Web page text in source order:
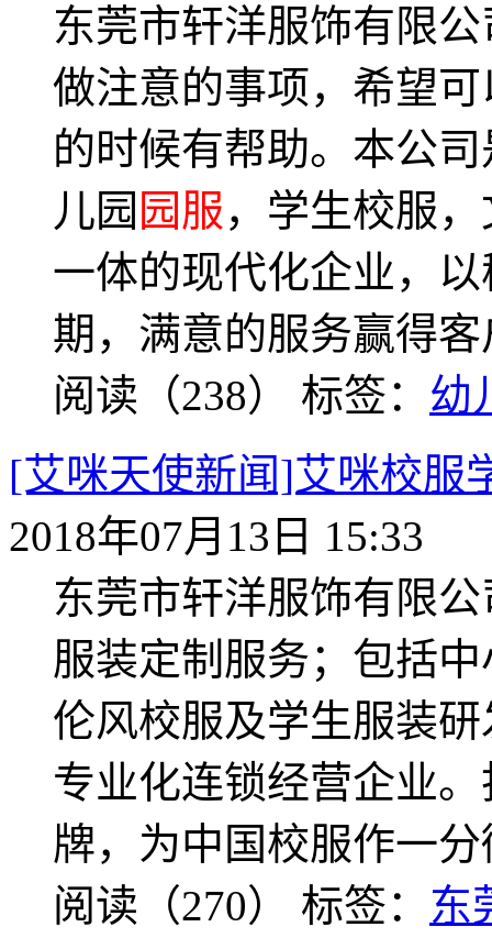
东莞市轩洋服饰有限
做注意的事项，希望
的时候有帮助。本公
儿园 园服，学生校服
一体的现代化企业，
期，满意的服务赢得
阅读（238） 标签： 幼
[艾咪天使新闻]艾咪校服
2018年07月13日 15:33
东莞市轩洋服饰有限
服装定制服务；包括
伦风校服及学生服装
专业化连锁经营企业
牌，为中国校服作一
阅读（270） 标签： 东